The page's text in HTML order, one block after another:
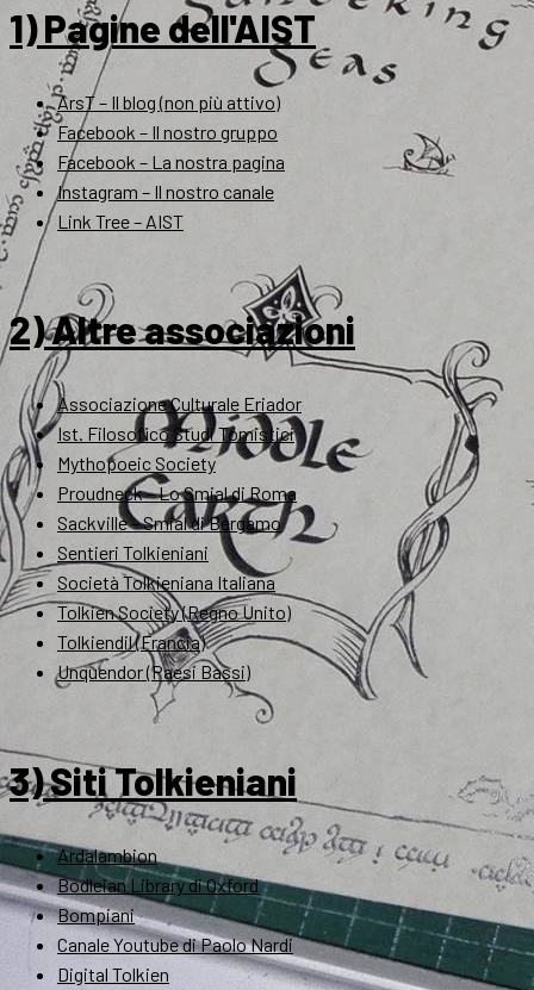
1) Pagine dell'AIST
ArsT – Il blog (non più attivo)
Facebook – Il nostro gruppo
Facebook – La nostra pagina
Instagram – Il nostro canale
Link Tree – AIST
2) Altre associazioni
Associazione Culturale Eriador
Ist. Filosofico Studi Tomistici
Mythopoeic Society
Proudneck – Lo Smial di Roma
Sackville – Smial di Bergamo
Sentieri Tolkieniani
Società Tolkieniana Italiana
Tolkien Society (Regno Unito)
Tolkiendil (Francia)
Unquendor (Paesi Bassi)
3) Siti Tolkieniani
Ardalambion
Bodleian Library di Oxford
Bompiani
Canale Youtube di Paolo Nardi
Digital Tolkien